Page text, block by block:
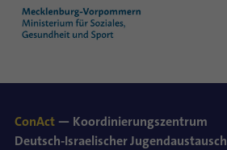
ConAct — Koordinierungszentrum
Deutsch-Israelischer Jugendaustausch